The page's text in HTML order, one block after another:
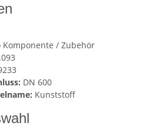
Komponente / Zubehör
DN 600
Kunststoff